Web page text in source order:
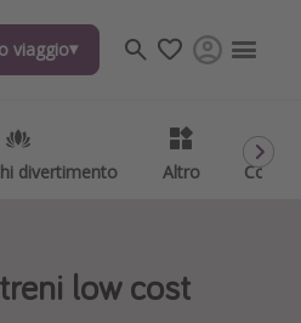
viaggio
divertimento Altro Codici
viaggio
divertimento Altro Codici
low cost